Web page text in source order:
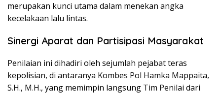
merupakan kunci utama dalam menekan angka
kecelakaan lalu lintas.
Sinergi Aparat dan Partisipasi Masyarakat
Penilaian ini dihadiri oleh sejumlah pejabat teras
kepolisian, di antaranya Kombes Pol Hamka Mappaita,
S.H., M.H., yang memimpin langsung Tim Penilai dari